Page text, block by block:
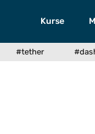
Kurse
#tether